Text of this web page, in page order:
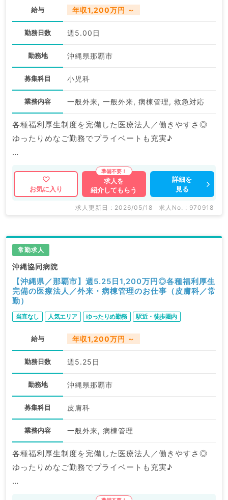
給与 年収1,200万円 ～
勤務日数 週5.00日
勤務地 沖縄県那覇市
募集科目 小児科
業務内容 一般外来, 一般外来, 病棟管理, 救急対応
各種福利厚生制度を完備した医療法人／働きやすさ◎
ゆったりめなご勤務でプライベートも充実♪
マイナビDOCTORでは病院やクリニックなどの医療機
関求人はもちろんのこと、
掲載情報以外にも産業医等の企業系求人も多数扱ってい
お気に入り
求人を
紹介してもらう
詳細を
見る
求人更新日 : 2026/05/18 求人No. : 970918
常勤求人
沖縄協同病院
【沖縄県／那覇市】週5.25日1,200万円◎各種福利厚生
完備の医療法人／外来・病棟管理のお仕事（皮膚科／常
勤）
当直なし 人気エリア ゆったりめ勤務 駅近・徒歩圏内
給与 年収1,200万円 ～
勤務日数 週5.25日
勤務地 沖縄県那覇市
募集科目 皮膚科
業務内容 一般外来, 病棟管理
各種福利厚生制度を完備した医療法人／働きやすさ◎
ゆったりめなご勤務でプライベートも充実♪
マイナビDOCTORでは病院やクリニックなどの医療機